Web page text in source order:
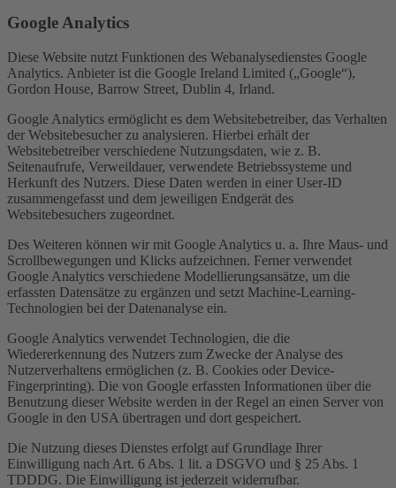
Google Analytics
Diese Website nutzt Funktionen des Webanalysedienstes Google
Analytics. Anbieter ist die Google Ireland Limited („Google“),
Gordon House, Barrow Street, Dublin 4, Irland.
Google Analytics ermöglicht es dem Websitebetreiber, das Verhalten
der Websitebesucher zu analysieren. Hierbei erhält der
Websitebetreiber verschiedene Nutzungsdaten, wie z. B.
Seitenaufrufe, Verweildauer, verwendete Betriebssysteme und
Herkunft des Nutzers. Diese Daten werden in einer User-ID
zusammengefasst und dem jeweiligen Endgerät des
Websitebesuchers zugeordnet.
Des Weiteren können wir mit Google Analytics u. a. Ihre Maus- und
Scrollbewegungen und Klicks aufzeichnen. Ferner verwendet
Google Analytics verschiedene Modellierungsansätze, um die
erfassten Datensätze zu ergänzen und setzt Machine-Learning-
Technologien bei der Datenanalyse ein.
Google Analytics verwendet Technologien, die die
Wiedererkennung des Nutzers zum Zwecke der Analyse des
Nutzerverhaltens ermöglichen (z. B. Cookies oder Device-
Fingerprinting). Die von Google erfassten Informationen über die
Benutzung dieser Website werden in der Regel an einen Server von
Google in den USA übertragen und dort gespeichert.
Die Nutzung dieses Dienstes erfolgt auf Grundlage Ihrer
Einwilligung nach Art. 6 Abs. 1 lit. a DSGVO und § 25 Abs. 1
TDDDG. Die Einwilligung ist jederzeit widerrufbar.